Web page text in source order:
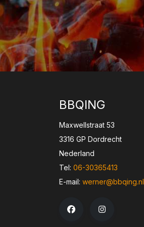
BBQING
Maxwellstraat 53
3316 GP Dordrecht
Nederland
Tel: 06-30365413
E-mail: werner@bbqing.nl